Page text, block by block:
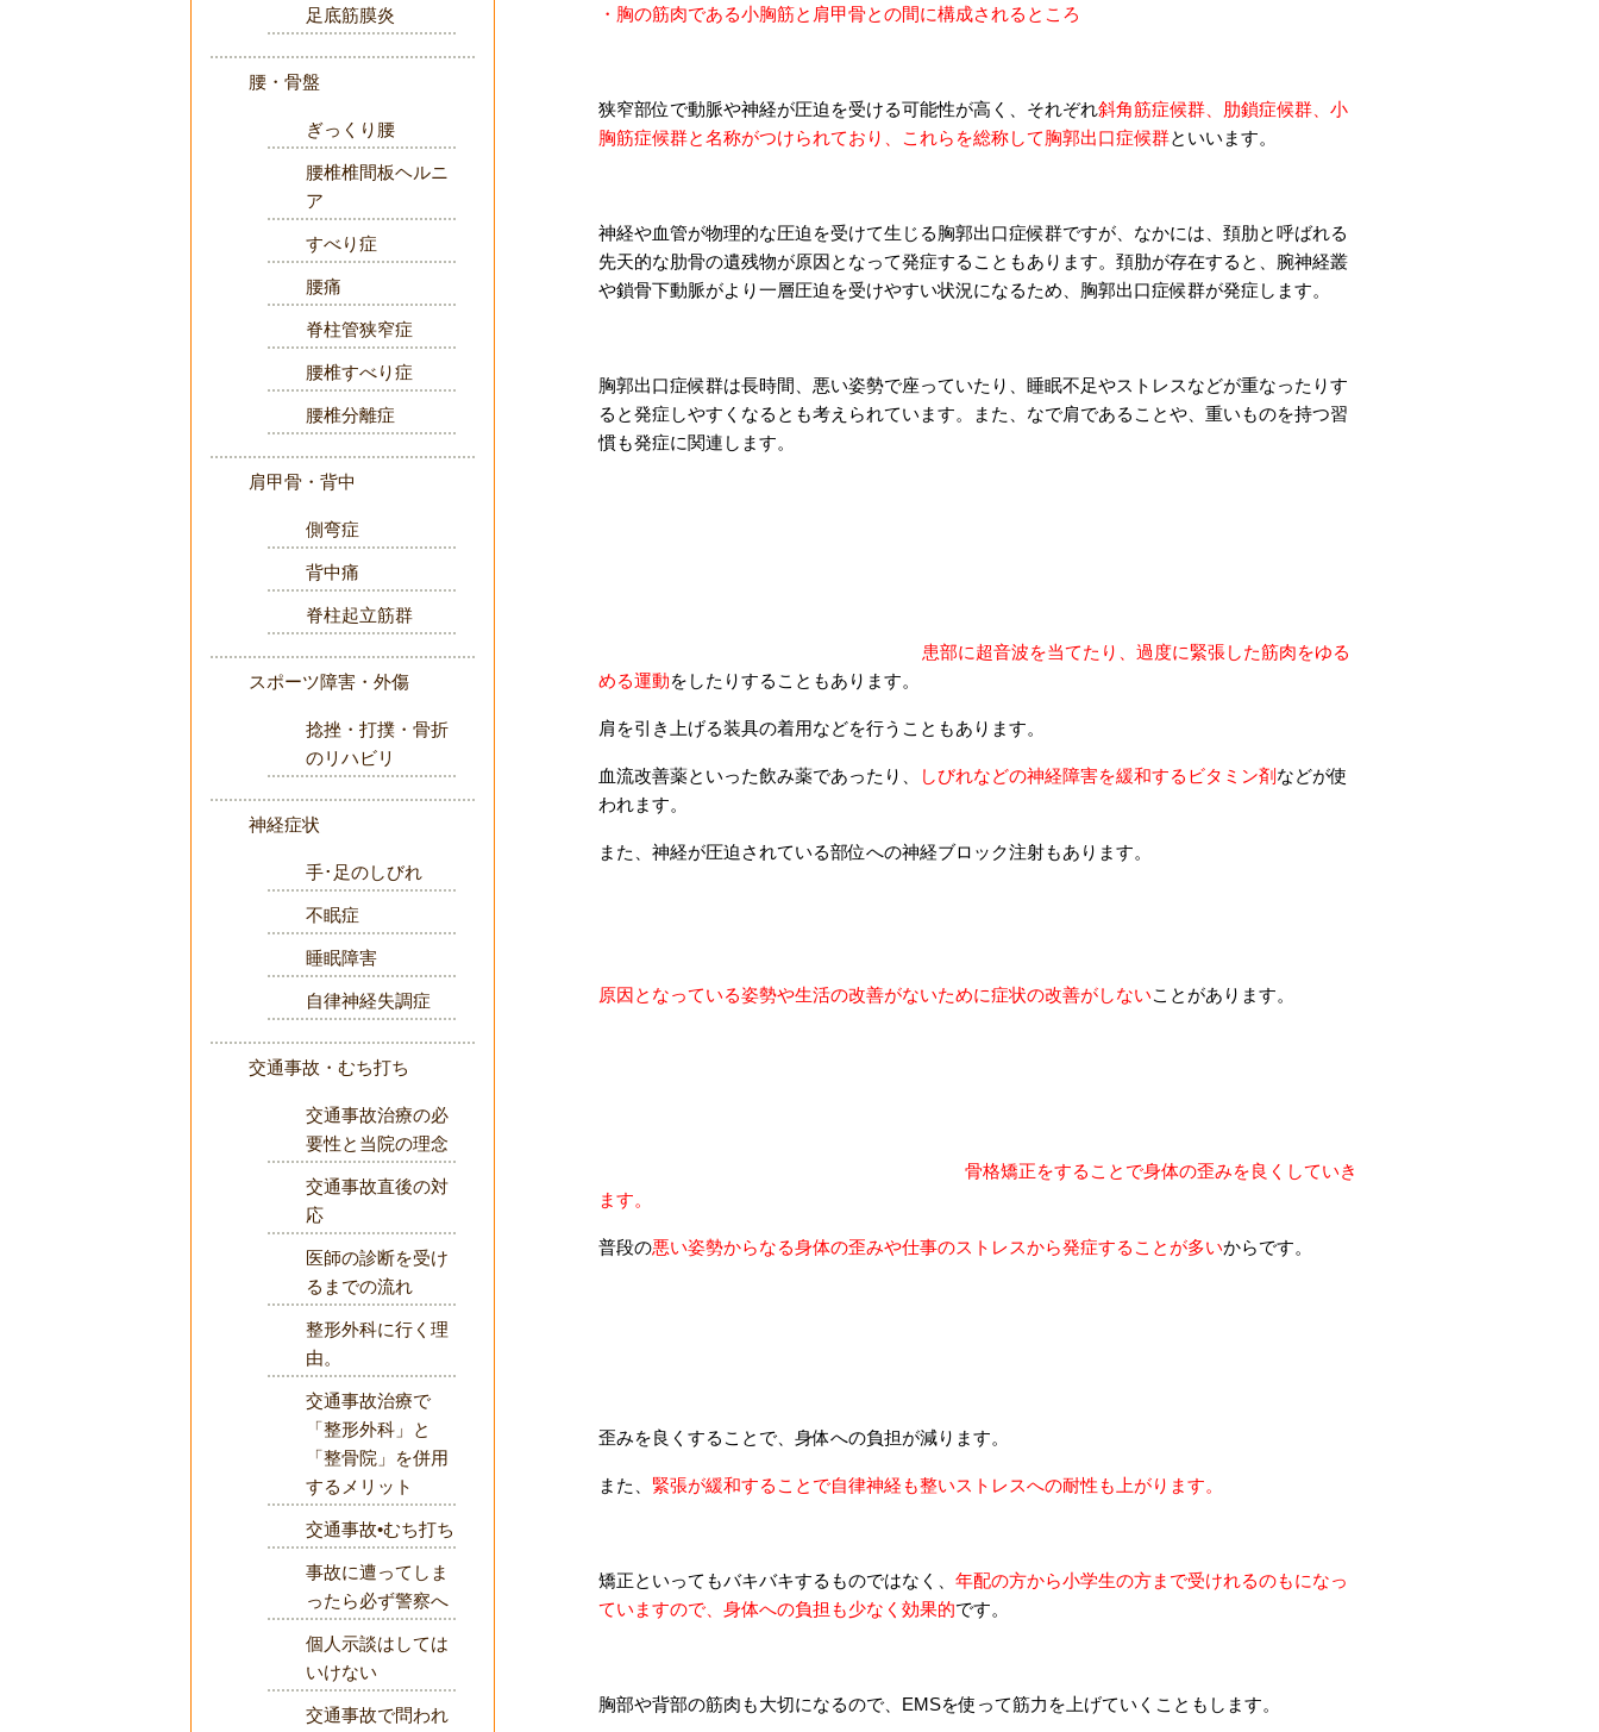
・胸の筋肉である小胸筋と肩甲骨との間に構成されるところ
狭窄部位で動脈や神経が圧迫を受ける可能性が高く、それぞれ斜角筋症候群、肋鎖症候群、小
胸筋症候群と名称がつけられており、これらを総称して胸郭出口症候群といいます。
神経や血管が物理的な圧迫を受けて生じる胸郭出口症候群ですが、なかには、頚肋と呼ばれる
先天的な肋骨の遺残物が原因となって発症することもあります。頚肋が存在すると、腕神経叢
や鎖骨下動脈がより一層圧迫を受けやすい状況になるため、胸郭出口症候群が発症します。
胸郭出口症候群は長時間、悪い姿勢で座っていたり、睡眠不足やストレスなどが重なったりす
ると発症しやすくなるとも考えられています。また、なで肩であることや、重いものを持つ習
慣も発症に関連します。
患部に超音波を当てたり、過度に緊張した筋肉をゆる
める運動をしたりすることもあります。
肩を引き上げる装具の着用などを行うこともあります。
血流改善薬といった飲み薬であったり、 しびれなどの神経障害を緩和するビタミン剤 などが使
われます。
また、神経が圧迫されている部位への神経ブロック注射もあります。
原因となっている姿勢や生活の改善がないために症状の改善がしないことがあります。
骨格矯正をすることで身体の歪みを良くしていき
ます。
普段の悪い姿勢からなる身体の歪みや仕事のストレスから発症することが多いからです。
歪みを良くすることで、身体への負担が減ります。
また、 緊張が緩和することで自律神経も整いストレスへの耐性も上がります。
矯正といってもバキバキするものではなく、 年配の方から小学生の方まで受けれるのもになっ
ていますので、身体への負担も少なく効果的です。
胸部や背部の筋肉も大切になるので、EMSを使って筋力を上げていくこともします。
足底筋膜炎
腰・骨盤
ぎっくり腰
腰椎椎間板ヘルニ
ア
すべり症
腰痛
脊柱管狭窄症
腰椎すべり症
腰椎分離症
肩甲骨・背中
側弯症
背中痛
脊柱起立筋群
スポーツ障害・外傷
捻挫・打撲・骨折
のリハビリ
神経症状
手･足のしびれ
不眠症
睡眠障害
自律神経失調症
交通事故・むち打ち
交通事故治療の必
要性と当院の理念
交通事故直後の対
応
医師の診断を受け
るまでの流れ
整形外科に行く理
由。
交通事故治療で
「整形外科」と
「整骨院」を併用
するメリット
交通事故•むち打ち
事故に遭ってしま
ったら必ず警察へ
個人示談はしては
いけない
交通事故で問われ